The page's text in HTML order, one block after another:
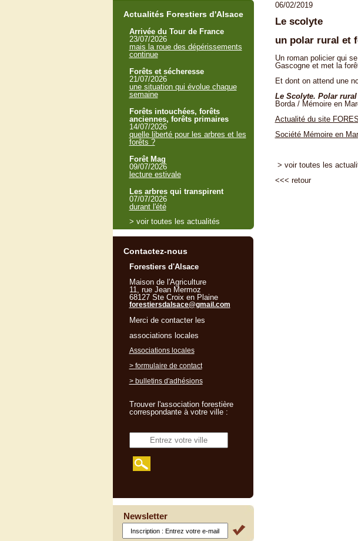
06/02/2019
Le scolyte
un polar rural et
Un roman policier qui
Gascogne et met la
Et dont on attend une
Le Scolyte. Polar
Borda / Mémoire en
Actualité du site
Société Mémoire en
> voir toutes les
<<< retour
Actualités Forestiers d'Alsace
Arrivée du Tour de France
23/07/2026
mais la roue des dépérissements
continue
Forêts et sécheresse
21/07/2026
une situation qui évolue chaque
semaine
Forêts intouchées, forêts
anciennes, forêts primaires
14/07/2026
quelle liberté pour les arbres et les
forêts ?
Forêt Mag
09/07/2026
lecture estivale
Les arbres qui transpirent
07/07/2026
durant l'été
> voir toutes les actualités
Contactez-nous
Forestiers d'Alsace
Maison de l'Agriculture
11, rue Jean Mermoz
68127 Ste Croix en Plaine
forestiersdalsace@gmail.com
Merci de contacter les
associations locales
Associations locales
> formulaire de contact
> bulletins d'adhésions
Trouver l'association forestière
correspondante à votre ville :
Newsletter